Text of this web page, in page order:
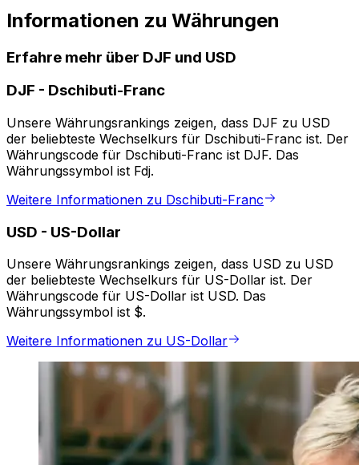
Informationen zu Währungen
Erfahre mehr über DJF und USD
DJF - Dschibuti-Franc
Unsere Währungsrankings zeigen, dass DJF zu USD
der beliebteste Wechselkurs für Dschibuti-Franc ist. Der
Währungscode für Dschibuti-Franc ist DJF. Das
Währungssymbol ist Fdj.
Weitere Informationen zu Dschibuti-Franc
USD - US-Dollar
Unsere Währungsrankings zeigen, dass USD zu USD
der beliebteste Wechselkurs für US-Dollar ist. Der
Währungscode für US-Dollar ist USD. Das
Währungssymbol ist $.
Weitere Informationen zu US-Dollar